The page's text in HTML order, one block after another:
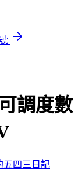
調度數
五四三日記